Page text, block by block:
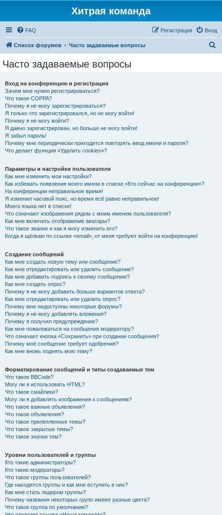
Хитрая команда
FAQ Вход
Регистрация
Список форумов Часто задаваемые вопросы
Часто задаваемые вопросы
Вход на конференцию и регистрация
Зачем мне нужно регистрироваться?
Что такое COPPA?
Почему я не могу зарегистрироваться?
Я только что зарегистрировался, но не могу войти!
Почему я не могу войти?
Я давно зарегистрирован, но больше не могу войти!
Я забыл пароль!
Почему мне периодически приходится повторять ввод имени и пароля?
Что делает функция «Удалить cookies»?
Параметры и настройки пользователя
Как мне изменить мои настройки?
Как избежать появления моего имени в списке «Кто сейчас на конференции»?
На конференции неправильное время!
Я изменил часовой пояс, но время всё равно неправильное!
Моего языка нет в списке!
Что означают изображения рядом с моим именем пользователя?
Как мне включить отображение аватары?
Что такое звание и как я могу изменить его?
Когда я щёлкаю по ссылке «email», от меня требуют войти на конференцию!
Создание сообщений
Как мне создать новую тему или сообщение?
Как мне отредактировать или удалить сообщение?
Как мне добавить подпись к своему сообщению?
Как мне создать опрос?
Почему я не могу добавить больше вариантов ответа?
Как мне отредактировать или удалить опрос?
Почему мне недоступны некоторые форумы?
Почему я не могу добавлять вложения?
Почему я получил предупреждение?
Как мне пожаловаться на сообщения модератору?
Что означает кнопка «Сохранить» при создании сообщения?
Почему моё сообщение требует одобрения?
Как мне вновь поднять мою тему?
Форматирование сообщений и типы создаваемых тем
Что такое BBCode?
Могу ли я использовать HTML?
Что такое смайлики?
Могу ли я добавлять изображения к сообщениям?
Что такое важные объявления?
Что такое объявления?
Что такое прилепленные темы?
Что такое закрытые темы?
Что такое значки тем?
Уровни пользователей и группы
Кто такие администраторы?
Кто такие модераторы?
Что такое группы пользователей?
Где находятся группы и как мне вступить в них?
Как мне стать лидером группы?
Почему названия некоторых групп имеют разные цвета?
Что такое группа по умолчанию?